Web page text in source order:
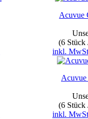
Acuvue
(6 Stück
inkl.
Acuvue
(6 Stück
inkl.